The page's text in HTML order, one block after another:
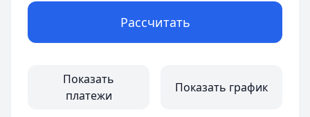
Рассчитать
Показать
платежи
Показать график